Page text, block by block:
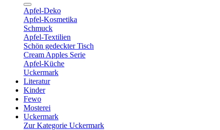
Apfel-Deko
Apfel-Kosmetika
Schmuck
Apfel-Textilien
Schön gedeckter Tisch
Cream Apples Serie
Apfel-Küche
Uckermark
Literatur
Kinder
Fewo
Mosterei
Uckermark
Zur Kategorie Uckermark